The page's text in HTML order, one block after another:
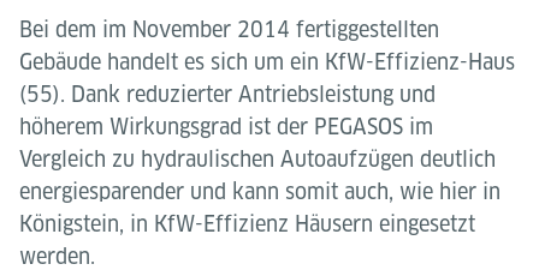
Bei dem im November 2014 fertiggestellten
Gebäude handelt es sich um ein KfW-Effizienz-Haus
(55). Dank reduzierter Antriebsleistung und
höherem Wirkungsgrad ist der PEGASOS im
Vergleich zu hydraulischen Autoaufzügen deutlich
energiesparender und kann somit auch, wie hier in
Königstein, in KfW-Effizienz Häusern eingesetzt
werden.